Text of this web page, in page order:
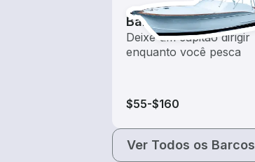
Barcos de pesca
Deixe um capitão dirigir
enquanto você pesca
$55-$160
Ver Todos os Barcos